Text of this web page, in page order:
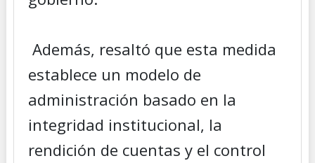
Además, resaltó que esta medida
establece un modelo de
administración basado en la
integridad institucional, la
rendición de cuentas y el control